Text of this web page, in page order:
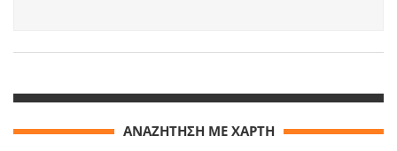
ΑΝΑΖΗΤΗΣΗ ΜΕ ΧΑΡΤΗ